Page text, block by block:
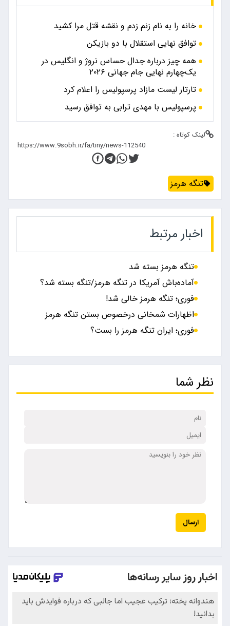
خانه را به نام زنم زدم و نقشه قتل مرا کشید
توافق نهایی استقلال با دو بازیکن
همه چیز درباره جدال حساس نروژ و انگلیس در
یک‌چهارم نهایی جام جهانی ۲۰۲۶
تارتار لیست مازاد پرسپولیس را اعلام کرد
پرسپولیس با مهدی ترابی به توافق رسید
لینک کوتاه :
تنگه هرمز
اخبار مرتبط
تنگه هرمز بسته شد
آماده‌باش آمریکا در تنگه هرمز/تنگه بسته شد؟
فوری؛ تنگه هرمز خالی شد!
اظهارات شمخانی درخصوص بستن تنگه هرمز
فوری؛ ایران تنگه هرمز را بست؟
نظر شما
ارسال